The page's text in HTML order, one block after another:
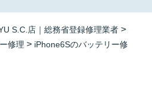
S.C.店｜総務省登録修理業者 >
修理 > iPhone6Sのバッテリー修